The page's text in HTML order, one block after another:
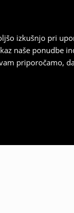
izkušnjo pri
naše
priporočamo,